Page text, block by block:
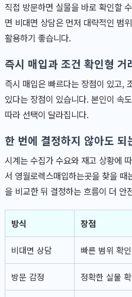
직접 방문하면 실물을 바로 확인할
면 비대면 상담은 먼저 대략적인 범
활용하기 좋습니다.
즉시 매입과 조건 확인형 거
즉시 매입은 빠르다는 장점이 있고,
있다는 장점이 있습니다. 본인이 속
따라 선택이 달라집니다.
한 번에 결정하지 않아도 되
시계는 수집가 수요와 재고 상황에
서 영월로렉스매입하는곳을 찾을
을 비교한 뒤 결정하는 흐름이 더 안
방식 장점
비대면 상담 빠른 범위 확인
방문 감정 정확한 실물